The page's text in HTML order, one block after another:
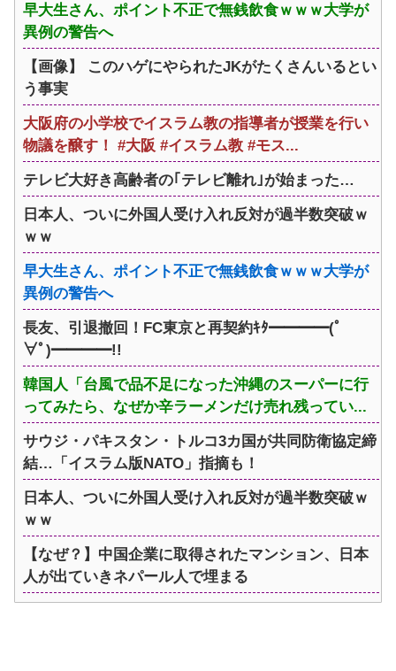
早大生さん、ポイント不正で無銭飲食ｗｗｗ大学が
異例の警告へ
【画像】 このハゲにやられたJKがたくさんいるとい
う事実
大阪府の小学校でイスラム教の指導者が授業を行い
物議を醸す！ #大阪 #イスラム教 #モス...
テレビ大好き高齢者の｢テレビ離れ｣が始まった…
日本人、ついに外国人受け入れ反対が過半数突破ｗ
ｗｗ
早大生さん、ポイント不正で無銭飲食ｗｗｗ大学が
異例の警告へ
長友、引退撤回！FC東京と再契約ｷﾀ━━━━(ﾟ
∀ﾟ)━━━━!!
韓国人「台風で品不足になった沖縄のスーパーに行
ってみたら、なぜか辛ラーメンだけ売れ残ってい...
サウジ・パキスタン・トルコ3カ国が共同防衛協定締
結…「イスラム版NATO」指摘も！
日本人、ついに外国人受け入れ反対が過半数突破ｗ
ｗｗ
【なぜ？】中国企業に取得されたマンション、日本
人が出ていきネパール人で埋まる